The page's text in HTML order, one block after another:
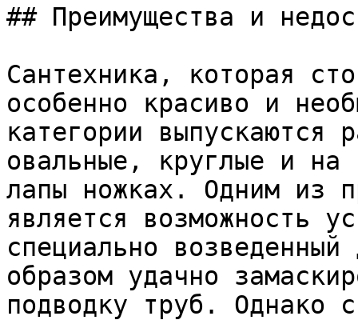
## Преимущества и
Сантехника, которая
особенно красиво и
категории выпускаются
овальные, круглые и на
лапы ножках. Одним из
является возможность
специально
образом удачно
подводку труб. Однако